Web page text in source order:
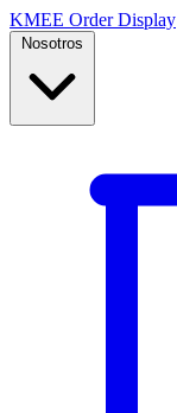
KMEE Order Display